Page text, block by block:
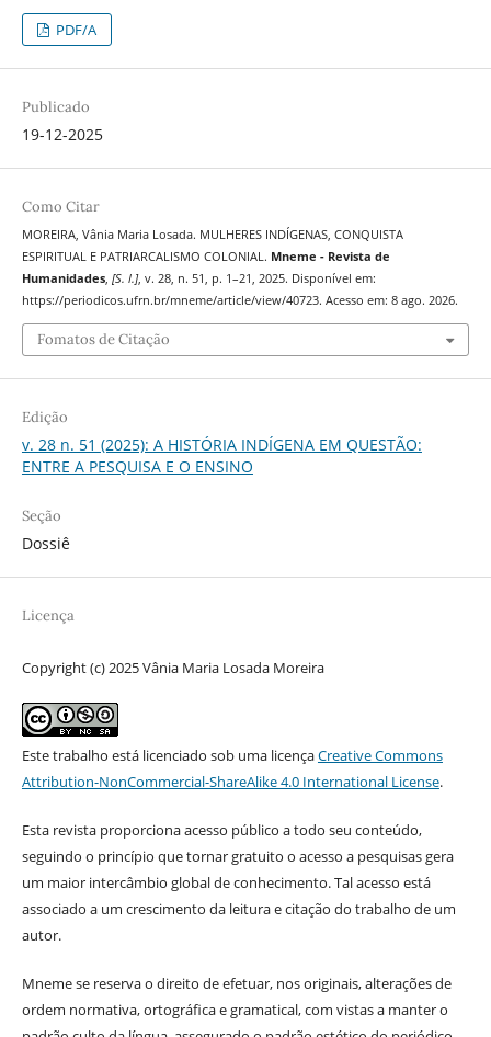
PDF/A
Publicado
19-12-2025
Como Citar
MOREIRA, Vânia Maria Losada. MULHERES INDÍGENAS, CONQUISTA
ESPIRITUAL E PATRIARCALISMO COLONIAL. Mneme - Revista de
Humanidades, [S. l.], v. 28, n. 51, p. 1–21, 2025. Disponível em:
https://periodicos.ufrn.br/mneme/article/view/40723. Acesso em: 8 ago. 2026.
Fomatos de Citação
Edição
v. 28 n. 51 (2025): A HISTÓRIA INDÍGENA EM QUESTÃO:
ENTRE A PESQUISA E O ENSINO
Seção
Dossiê
Licença
Copyright (c) 2025 Vânia Maria Losada Moreira
Este trabalho está licenciado sob uma licençaCreative Commons
Attribution-NonCommercial-ShareAlike 4.0 International License.
Esta revista proporciona acesso público a todo seu conteúdo,
seguindo o princípio que tornar gratuito o acesso a pesquisas gera
um maior intercâmbio global de conhecimento. Tal acesso está
associado a um crescimento da leitura e citação do trabalho de um
autor.
Mneme se reserva o direito de efetuar, nos originais, alterações de
ordem normativa, ortográfica e gramatical, com vistas a manter o